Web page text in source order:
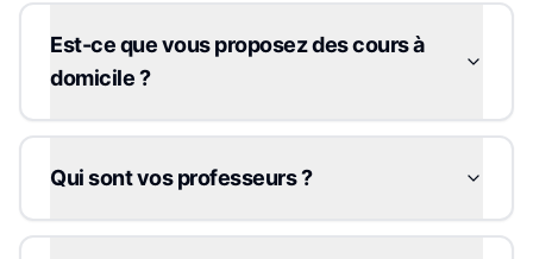
Est-ce que vous proposez des cours à
domicile ?
Qui sont vos professeurs ?